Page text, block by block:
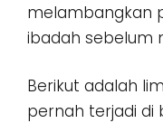
melambangkan
ibadah sebelum
Berikut adalah
pernah terjadi di